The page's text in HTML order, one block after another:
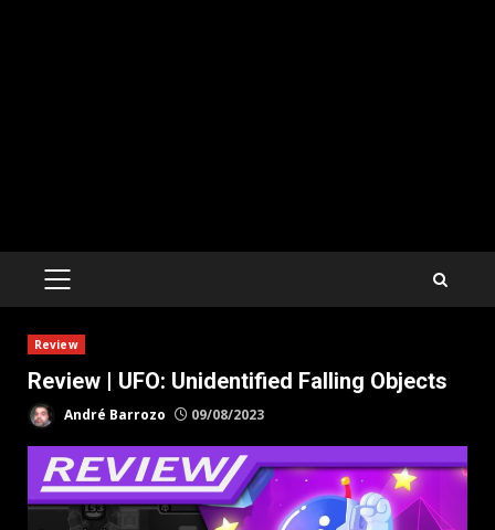
PRIMARY
Review
Review | UFO: Unidentified Falling Objects
André Barrozo 09/08/2023